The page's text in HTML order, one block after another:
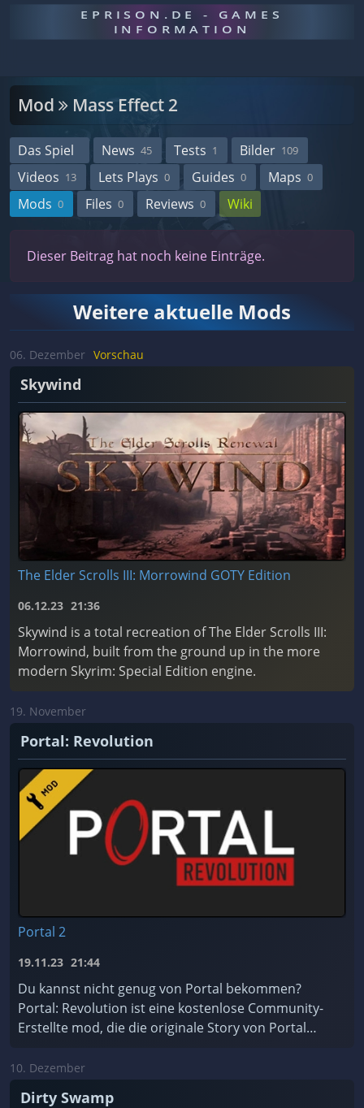
EPRISON.DE - GAMES
INFORMATION
Mod Mass Effect 2
Das Spiel News 45 Tests 1 Bilder 109
Videos 13 Lets Plays 0 Guides 0 Maps 0
Mods 0 Files 0 Reviews 0 Wiki
Dieser Beitrag hat noch keine Einträge.
Weitere aktuelle Mods
06. Dezember Vorschau
Skywind
The Elder Scrolls III: Morrowind GOTY Edition
06.12.23 21:36
Skywind is a total recreation of The Elder Scrolls III:
Morrowind, built from the ground up in the more
modern Skyrim: Special Edition engine.
19. November
Portal: Revolution
Portal 2
19.11.23 21:44
Du kannst nicht genug von Portal bekommen?
Portal: Revolution ist eine kostenlose Community-
Erstellte mod, die die originale Story von Portal
10. Dezember
Dirty Swamp